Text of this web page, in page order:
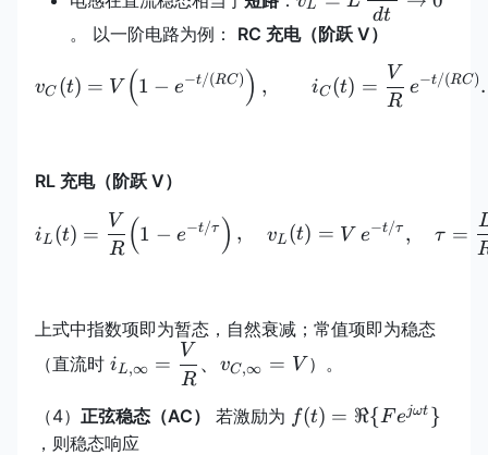
{dt}\to 0
L dt
。 以一阶电路为例： RC 充电（阶跃 V）
v_C(t)=V\!\left(1-e^{-t/
vC (t) = V (1 − e−t/(RC) ) , iC (t) =
R
V
e−t/(RC).
RL 充电（阶跃 V）
iL (t) =
R
V (1 − e−t/τ ) , vL (t) = V e−t/τ , τ =
上式中指数项即为暂态，自然衰减；常值项即为稳态
（直流时 \displaystyle
i_{L,\infty}=\frac{V}
{R}、\displaystyle
v_{C,\infty}=V
iL,∞ =
R
V
、vC,∞ = V ）。
（4） 正弦稳态（AC） 若激励为 f(t)=\Re\
f(t) = ℜ{F ejωt }
，则稳态响应